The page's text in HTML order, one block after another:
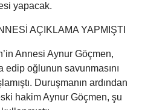
yapacak.
AÇIKLAMA YAPMIŞTI
Annesi Aynur Göçmen,
oğlunun savunmasını
Duruşmanın ardından
hakim Aynur Göçmen, şu